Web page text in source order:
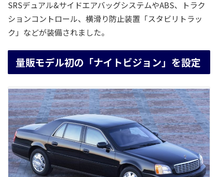
SRSデュアル&サイドエアバッグシステムやABS、トラク
ションコントロール、横滑り防止装置「スタビリトラッ
ク」などが装備されました。
量販モデル初の「ナイトビジョン」を設定